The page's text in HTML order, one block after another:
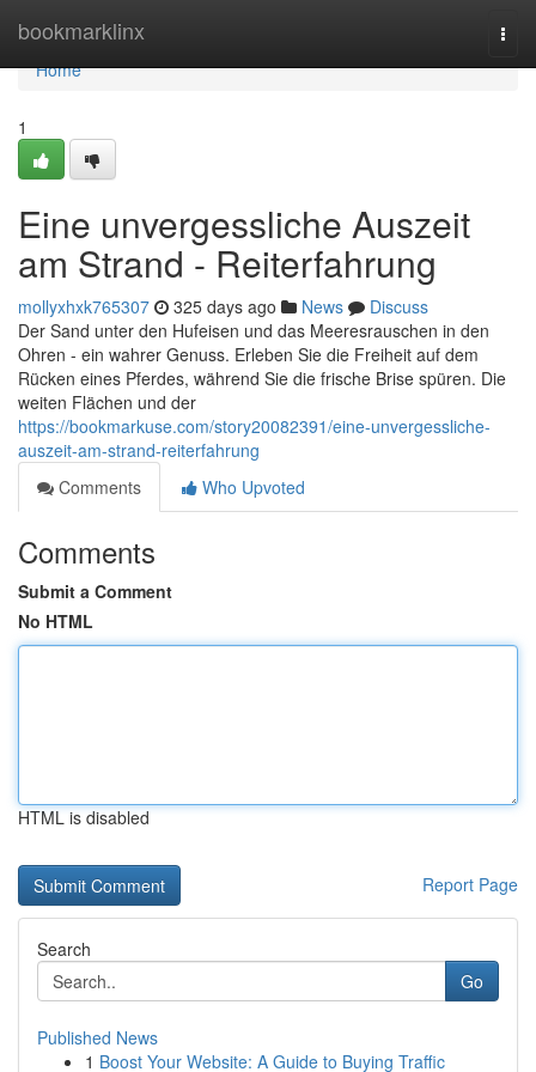
bookmarklinx
Home
Home
1
Eine unvergessliche Auszeit
am Strand - Reiterfahrung
mollyxhxk765307 325 days ago News
Discuss
Der Sand unter den Hufeisen und das Meeresrauschen in den
Ohren - ein wahrer Genuss. Erleben Sie die Freiheit auf dem
Rücken eines Pferdes, während Sie die frische Brise spüren. Die
weiten Flächen und der
https://bookmarkuse.com/story20082391/eine-unvergessliche-
auszeit-am-strand-reiterfahrung
Comments
Who Upvoted
Comments
Submit a Comment
No HTML
HTML is disabled
Report Page
Search
Go
Published News
1 Boost Your Website: A Guide to Buying Traffic